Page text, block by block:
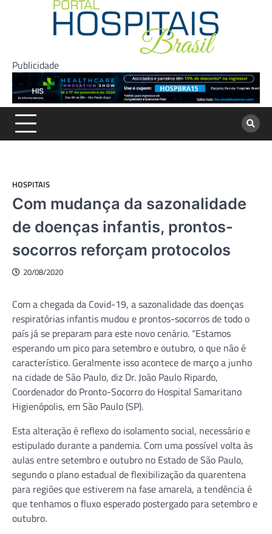
Publicidade
HOSPITAIS
Com mudança da sazonalidade
de doenças infantis, prontos-
socorros reforçam protocolos
20/08/2020
Com a chegada da Covid-19, a sazonalidade das doenças
respiratórias infantis mudou e prontos-socorros de todo o
país já se preparam para este novo cenário. “Estamos
esperando um pico para setembro e outubro, o que não é
característico. Geralmente isso acontece de março a junho
na cidade de São Paulo, diz Dr. João Paulo Ripardo,
Coordenador do Pronto-Socorro do Hospital Samaritano
Higienópolis, em São Paulo (SP).
Esta alteração é reflexo do isolamento social, necessário e
estipulado durante a pandemia. Com uma possível volta às
aulas entre setembro e outubro no Estado de São Paulo,
segundo o plano estadual de flexibilização da quarentena
para regiões que estiverem na fase amarela, a tendência é
que tenhamos o fluxo esperado postergado para setembro e
outubro.